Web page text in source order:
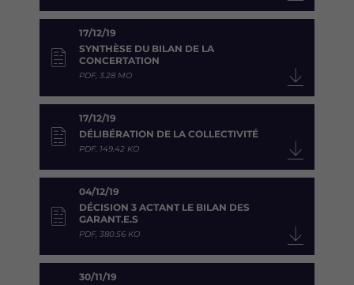
17/12/19
SYNTHÈSE DU BILAN DE LA
CONCERTATION
PDF, 3.28 MO
17/12/19
DÉLIBÉRATION DE LA COLLECTIVITÉ
PDF, 149.42 KO
04/12/19
DÉCISION 3 ACTANT LE BILAN DES
GARANT.E.S
PDF, 380.56 KO
30/11/19